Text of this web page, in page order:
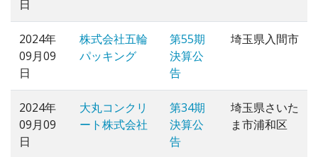
日
2024年
09月09
日
株式会社五輪
パッキング
第55期
決算公
告
埼玉県入間市
2024年
09月09
日
大丸コンクリ
ート株式会社
第34期
決算公
告
埼玉県さいた
ま市浦和区